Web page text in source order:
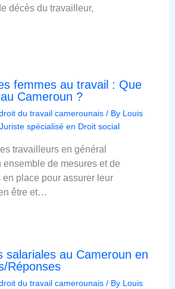
décès du travailleur,
femmes au travail : Que
Cameroun ?
du travail camerounais/ By Louis
spécialisé en Droit social
travailleurs en général
ensemble de mesures et de
place pour assurer leur
être et…
salariales au Cameroun en
Réponses
du travail camerounais/ By Louis